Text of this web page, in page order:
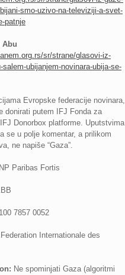
smo-uzivo-na-televiziji-a-svet-
patnje
Abu
sr/strane/glasovi-iz-
salem-ubijanjem-novinara-ubija-se-
Evropske federacije novinara,
donirati putem IFJ Fonda za
Donorbox platforme. Uputstvima
se u polje komentar, a prilikom
ne napiše “Gaza”.
Paribas Fortis
7857 0052
Internationale des
Ne spominjati Gaza (algoritmi